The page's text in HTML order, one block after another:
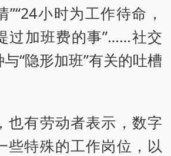
”“24小时为工作待命，
过加班费的事”……社交
“隐形加班”有关的吐槽
有劳动者表示，数字
些特殊的工作岗位，以